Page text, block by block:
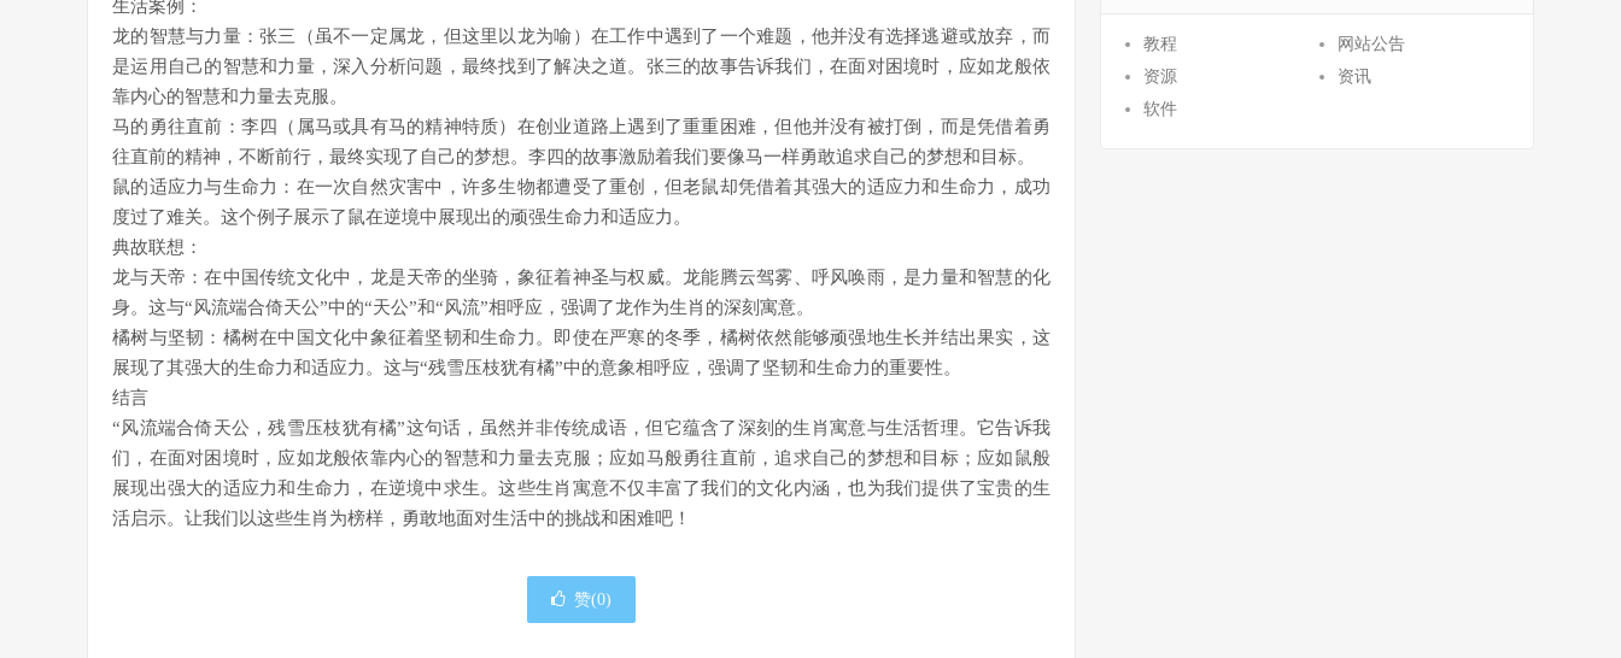
生活案例：
龙的智慧与力量：张三（虽不一定属龙，但这里以龙为喻）在工作中遇到了一个难题，他并没有选择逃避或放弃，而
是运用自己的智慧和力量，深入分析问题，最终找到了解决之道。张三的故事告诉我们，在面对困境时，应如龙般依
靠内心的智慧和力量去克服。
马的勇往直前：李四（属马或具有马的精神特质）在创业道路上遇到了重重困难，但他并没有被打倒，而是凭借着勇
往直前的精神，不断前行，最终实现了自己的梦想。李四的故事激励着我们要像马一样勇敢追求自己的梦想和目标。
鼠的适应力与生命力：在一次自然灾害中，许多生物都遭受了重创，但老鼠却凭借着其强大的适应力和生命力，成功
度过了难关。这个例子展示了鼠在逆境中展现出的顽强生命力和适应力。
典故联想：
龙与天帝：在中国传统文化中，龙是天帝的坐骑，象征着神圣与权威。龙能腾云驾雾、呼风唤雨，是力量和智慧的化
身。这与“风流端合倚天公”中的“天公”和“风流”相呼应，强调了龙作为生肖的深刻寓意。
橘树与坚韧：橘树在中国文化中象征着坚韧和生命力。即使在严寒的冬季，橘树依然能够顽强地生长并结出果实，这
展现了其强大的生命力和适应力。这与“残雪压枝犹有橘”中的意象相呼应，强调了坚韧和生命力的重要性。
结言
“风流端合倚天公，残雪压枝犹有橘”这句话，虽然并非传统成语，但它蕴含了深刻的生肖寓意与生活哲理。它告诉我
们，在面对困境时，应如龙般依靠内心的智慧和力量去克服；应如马般勇往直前，追求自己的梦想和目标；应如鼠般
展现出强大的适应力和生命力，在逆境中求生。这些生肖寓意不仅丰富了我们的文化内涵，也为我们提供了宝贵的生
活启示。让我们以这些生肖为榜样，勇敢地面对生活中的挑战和困难吧！
赞(0)
教程
网站公告
资源
资讯
软件